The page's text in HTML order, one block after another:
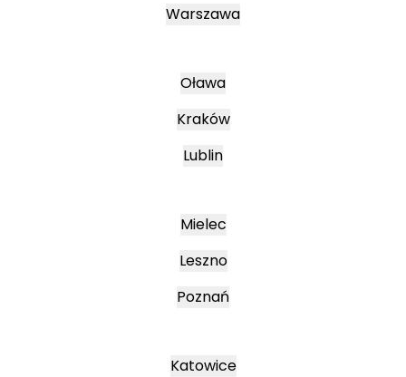
Warszawa
Oława
Kraków
Lublin
Mielec
Leszno
Poznań
Katowice